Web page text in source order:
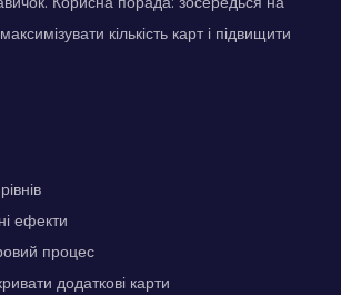
кількість карт і підвищити
ефекти
процес
додаткові карти